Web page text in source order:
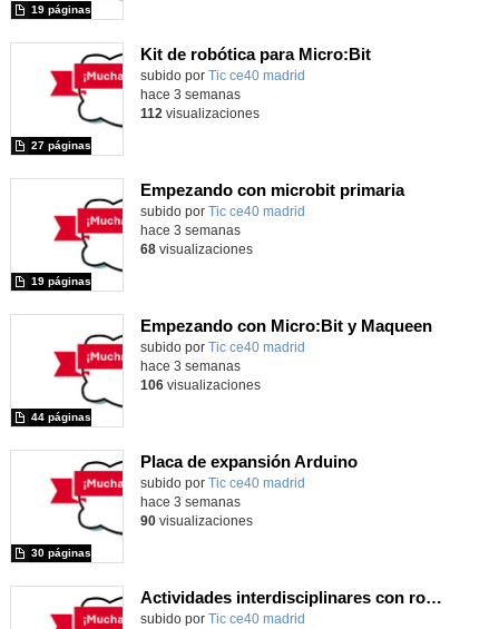
19 páginas
Kit de robótica para Micro:Bit
Contenido educativo.
subido por Tic ce40 madrid
27 páginas
hace 3 semanas
112 visualizaciones
Empezando con microbit primaria
Contenido educativo.
subido por Tic ce40 madrid
19 páginas
hace 3 semanas
68visualizaciones
Empezando con Micro:Bit y Maqueen
Contenido educativo.
subido por Tic ce40 madrid
44 páginas
hace 3 semanas
106visualizaciones
Placa de expansión Arduino
Contenido educativo.
subido por Tic ce40 madrid
30 páginas
hace 3 semanas
90visualizaciones
Actividades interdisciplinares con robótica y pensamiento computacional
Contenido educativo.
subido por Tic ce40 madrid